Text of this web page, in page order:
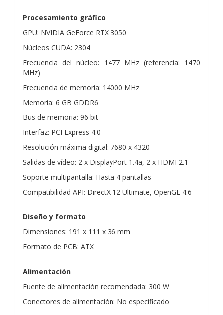
Procesamiento gráfico
GPU: NVIDIA GeForce RTX 3050
Núcleos CUDA: 2304
Frecuencia del núcleo: 1477 MHz (referencia: 1470
MHz)
Frecuencia de memoria: 14000 MHz
Memoria: 6 GB GDDR6
Bus de memoria: 96 bit
Interfaz: PCI Express 4.0
Resolución máxima digital: 7680 x 4320
Salidas de vídeo: 2 x DisplayPort 1.4a, 2 x HDMI 2.1
Soporte multipantalla: Hasta 4 pantallas
Compatibilidad API: DirectX 12 Ultimate, OpenGL 4.6
Diseño y formato
Dimensiones: 191 x 111 x 36 mm
Formato de PCB: ATX
Alimentación
Fuente de alimentación recomendada: 300 W
Conectores de alimentación: No especificado